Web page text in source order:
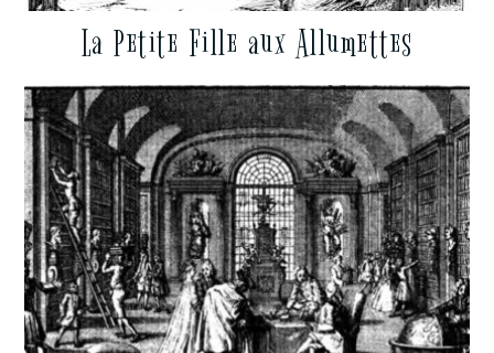
La Petite Fille aux Allumettes